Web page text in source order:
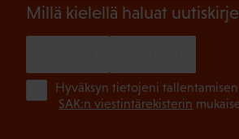
Millä kielellä haluat
Hyväksyn tietojeni
SAK:n viestintärekisterin